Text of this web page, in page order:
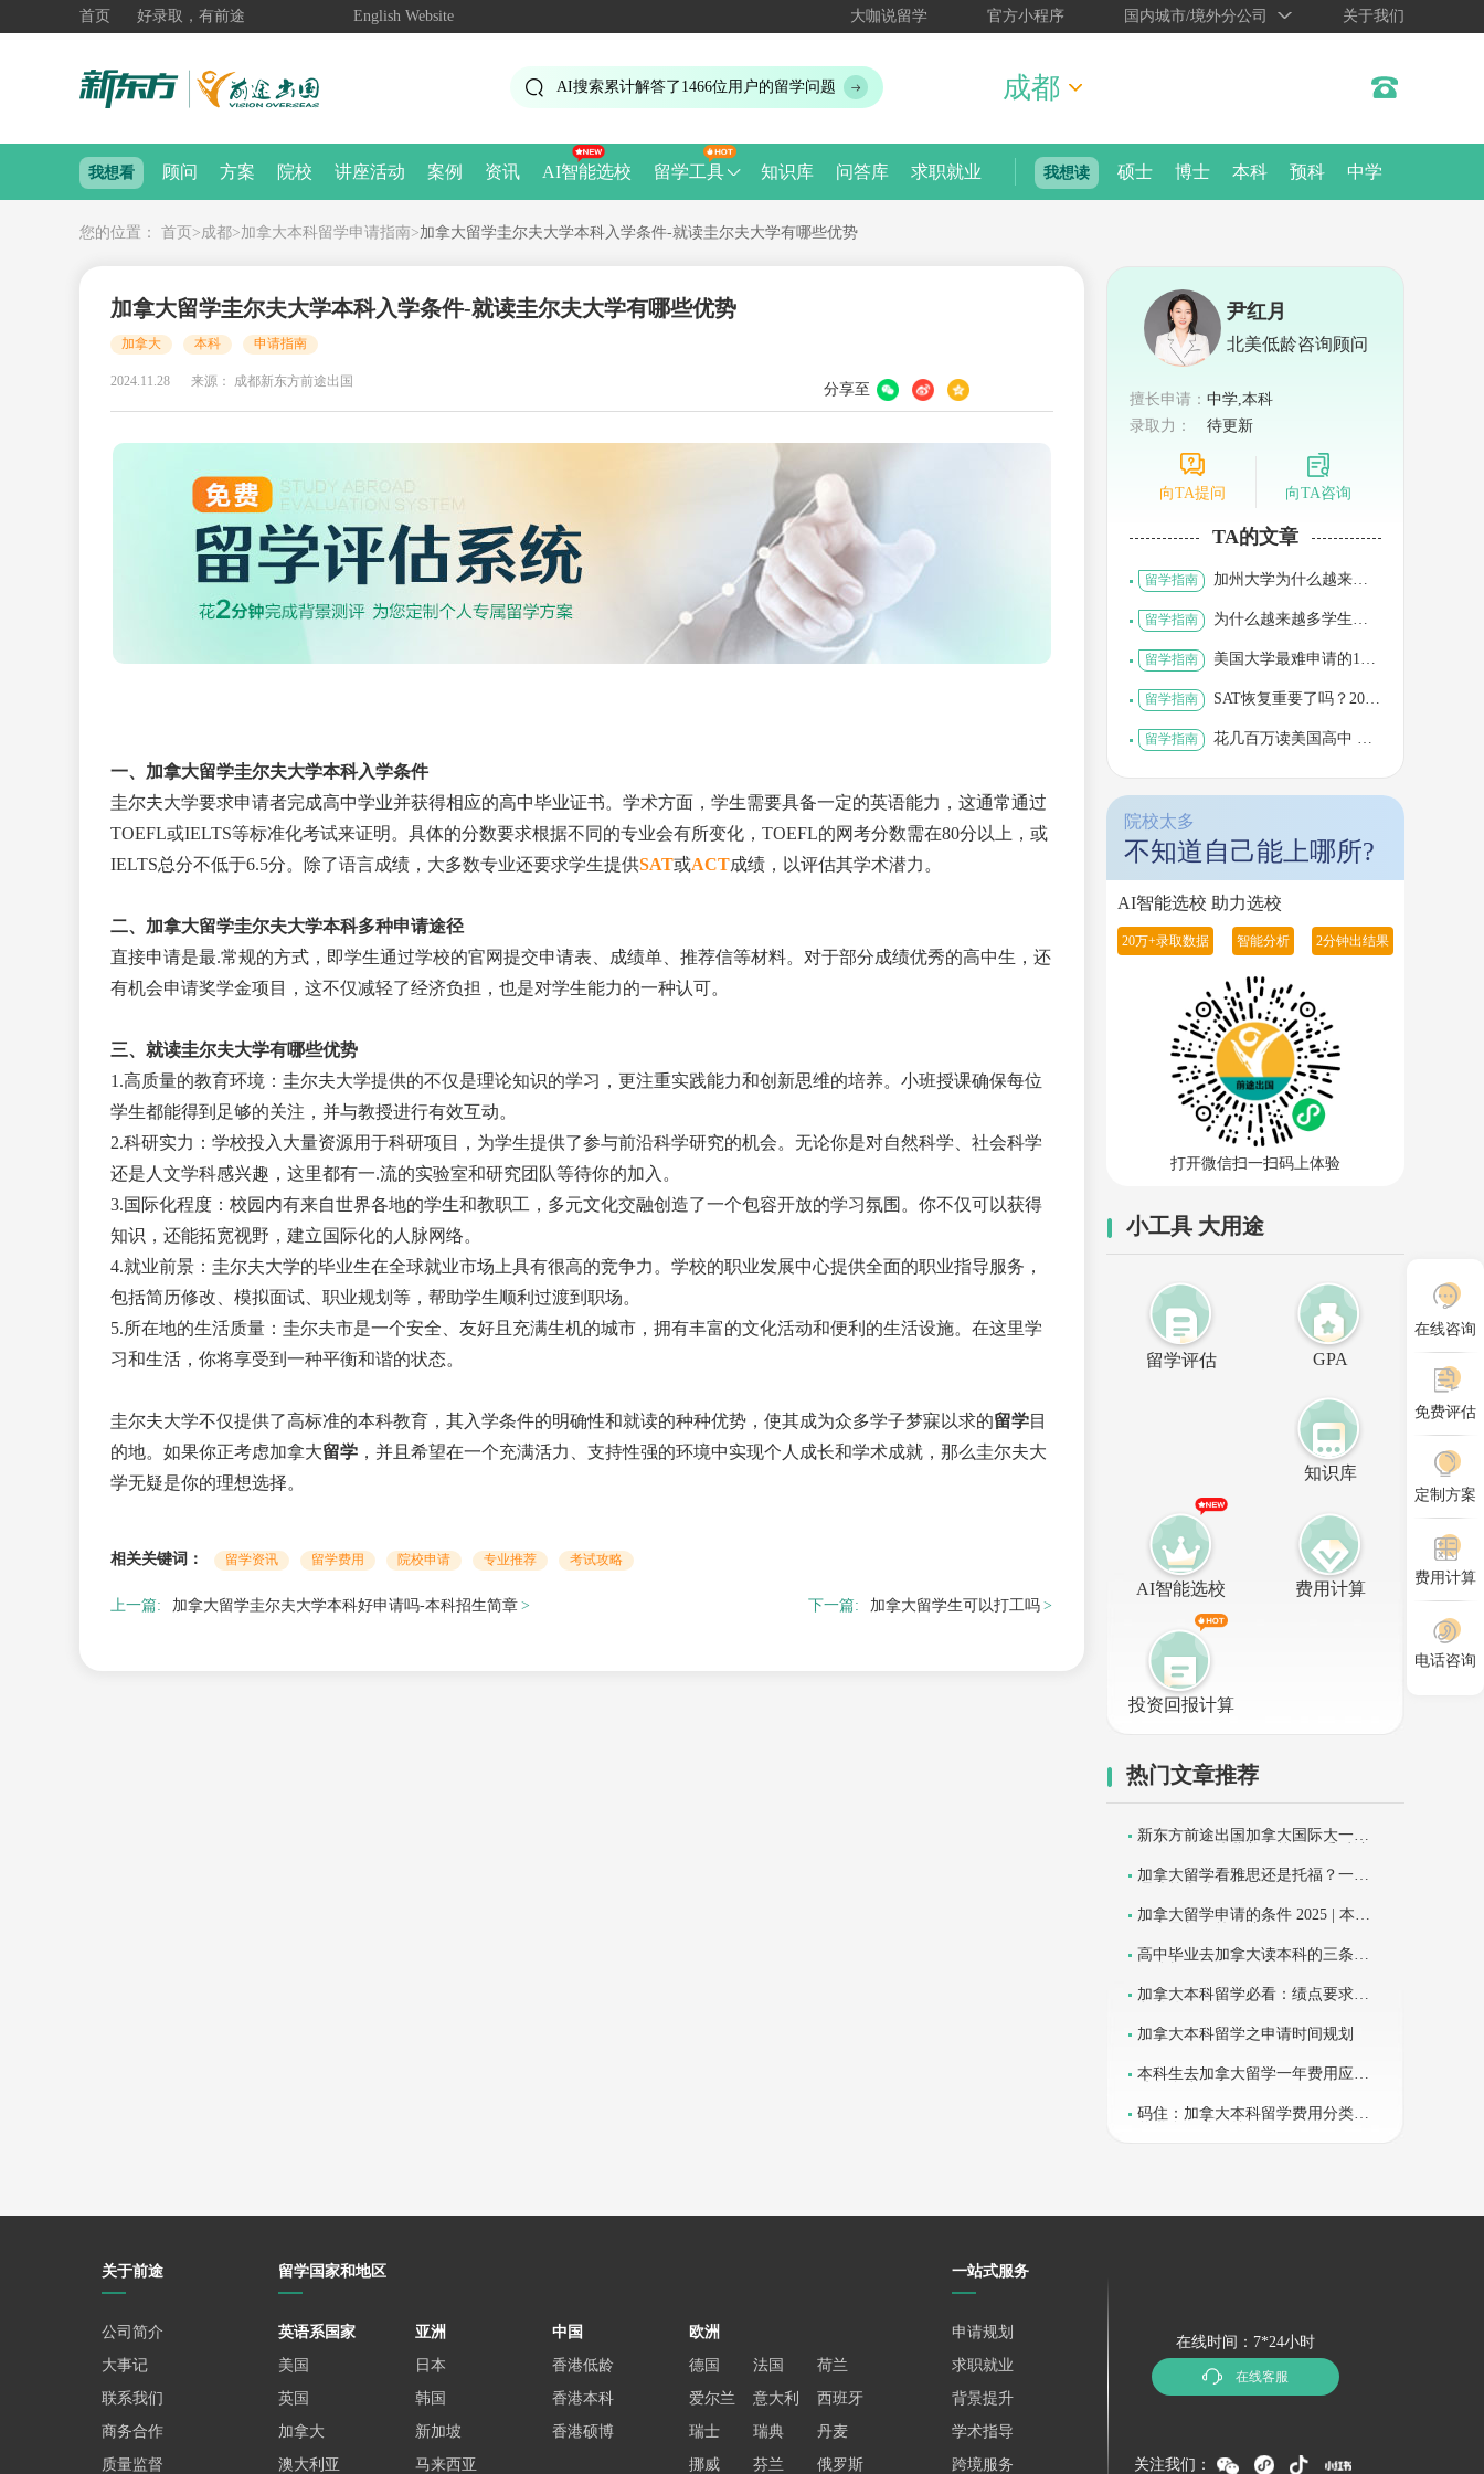
首页 好录取，有前途 English Website 大咖说留学 官方小程序 国内城市/境外分公司 关于我们
AI搜索累计解答了 1466位用户的留学问题 成都
我想看 顾问 方案 院校 讲座活动 案例 资讯 AI智能选校 留学工具 知识库 问答库 求职就业 我想读 硕士 博士 本科 预科 中学
您的位置： 首页 >成都>加拿大本科留学申请指南>加拿大留学圭尔夫大学本科入学条件-就读圭尔夫大学有哪些优势
加拿大留学圭尔夫大学本科入学条件-就读圭尔夫大学有哪些优势
加拿大 本科 申请指南
2024.11.28 来源： 成都新东方前途出国 分享至
一、 加拿大留学圭尔夫大学本科入学条件
圭尔夫大学要求申请者完成高中学业并获得相应的高中毕业证书。学术方面，学生需要具备一定的英语能力，这通常通过
TOEFL或IELTS等标准化考试来证明。具体的分数要求根据不同的专业会有所变化，TOEFL的网考分数需在80分以上，或
IELTS总分不低于6.5分。除了语言成绩，大多数专业还要求学生提供SAT或ACT成绩，以评估其学术潜力。
二、 加拿大留学圭尔夫大学本科多种申请途径
直接申请是最.常规的方式，即学生通过学校的官网提交申请表、成绩单、推荐信等材料。对于部分成绩优秀的高中生，还
有机会申请奖学金项目，这不仅减轻了经济负担，也是对学生能力的一种认可。
三、 就读圭尔夫大学有哪些优势
1.高质量的教育环境 ： 圭尔夫大学提供的不仅是理论知识的学习，更注重实践能力和创新思维的培养。小班授课确保每位
学生都能得到足够的关注，并与教授进行有效互动。
2.科研实力 ： 学校投入大量资源用于科研项目，为学生提供了参与前沿科学研究的机会。无论你是对自然科学、社会科学
还是人文学科感兴趣，这里都有一.流的实验室和研究团队等待你的加入。
3.国际化程度 ： 校园内有来自世界各地的学生和教职工，多元文化交融创造了一个包容开放的学习氛围。你不仅可以获得
知识，还能拓宽视野，建立国际化的人脉网络。
4.就业前景 ： 圭尔夫大学的毕业生在全球就业市场上具有很高的竞争力。学校的职业发展中心提供全面的职业指导服务，
包括简历修改、模拟面试、职业规划等，帮助学生顺利过渡到职场。
5.所在地的生活质量 ： 圭尔夫市是一个安全、友好且充满生机的城市，拥有丰富的文化活动和便利的生活设施。在这里学
习和生活，你将享受到一种平衡和谐的状态。
圭尔夫大学不仅提供了高标准的本科教育，其入学条件的明确性和就读的种种优势，使其成为众多学子梦寐以求的留学目
的地。如果你正考虑加拿大留学 ，并且希望在一个充满活力、支持性强的环境中实现个人成长和学术成就，那么圭尔夫大
学无疑是你的理想选择。
相关关键词： 留学资讯 留学费用 院校申请 专业推荐 考试攻略
上一篇: 加拿大留学圭尔夫大学本科好申请吗-本科招生简章 加拿大留学生可以打工吗
下一篇:
尹红月
北美低龄咨询顾问
擅长申请： 中学,本科
录取力：
待更新
向TA提问 向TA咨询
TA的文章
留学指南
加州大学为什么越来越
底怎么选？
留学指南
为什么越来越多学生拿
国名校拒绝？
留学指南
美国大学最难申请的10
是第一了？
留学指南
SAT恢复重要了吗？2027
AT？
留学指南
花几百万读美国高中 最
心的问题一次说清
院校太多
不知道自己能上哪所?
AI智能选校 助力选校
20万+录取数据 智能分析 2分钟出结果
打开微信扫一扫码上体验
小工具 大用途
留学评估 GPA
知识库
AI智能选校 费用计算
投资回报计算
热门文章推荐
新东方前途出国加拿大国际大一项
路径
加拿大留学看雅思还是托福？一篇
加拿大留学申请的条件 2025 | 本科 /
高中毕业去加拿大读本科的三条途
加拿大本科留学必看：绩点要求&
加拿大本科留学之申请时间规划
本科生去加拿大留学一年费用应该
码住：加拿大本科留学费用分类&
在线咨询
免费评估
定制方案
费用计算
电话咨询
关于前途
公司简介
大事记
联系我们
商务合作
质量监督
留学国家和地区
英语系国家
美国
英国
加拿大
澳大利亚
亚洲
日本
韩国
新加坡
马来西亚
中国
香港低龄
香港本科
香港硕博
欧洲
德国
法国
荷兰
爱尔兰
意大利
西班牙
瑞士
瑞典
丹麦
挪威
芬兰 俄罗斯
一站式服务
申请规划
求职就业
背景提升
学术指导
跨境服务
在线时间：7*24小时
在线客服
关注我们：